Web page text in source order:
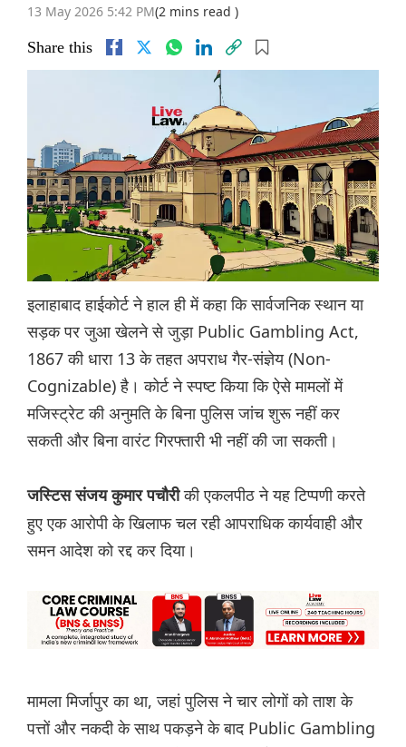
13 May 2026 5:42 PM(2 mins read )
Share this
इलाहाबाद हाईकोर्ट ने हाल ही में कहा कि सार्वजनिक स्थान या
सड़क पर जुआ खेलने से जुड़ा Public Gambling Act,
1867 की धारा 13 के तहत अपराध गैर-संज्ञेय (Non-
Cognizable) है। कोर्ट ने स्पष्ट किया कि ऐसे मामलों में
मजिस्ट्रेट की अनुमति के बिना पुलिस जांच शुरू नहीं कर
सकती और बिना वारंट गिरफ्तारी भी नहीं की जा सकती।
जस्टिस संजय कुमार पचौरीकी एकलपीठ ने यह टिप्पणी करते
हुए एक आरोपी के खिलाफ चल रही आपराधिक कार्यवाही और
समन आदेश को रद्द कर दिया।
मामला मिर्जापुर का था, जहां पुलिस ने चार लोगों को ताश के
पत्तों और नकदी के साथ पकड़ने के बाद Public Gambling